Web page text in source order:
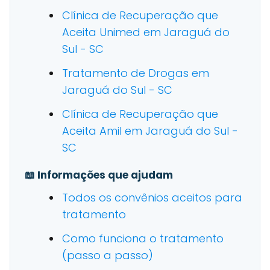
Clínica de Recuperação que
Aceita Unimed em Jaraguá do
Sul - SC
Tratamento de Drogas em
Jaraguá do Sul - SC
Clínica de Recuperação que
Aceita Amil em Jaraguá do Sul -
SC
📖 Informações que ajudam
Todos os convênios aceitos para
tratamento
Como funciona o tratamento
(passo a passo)